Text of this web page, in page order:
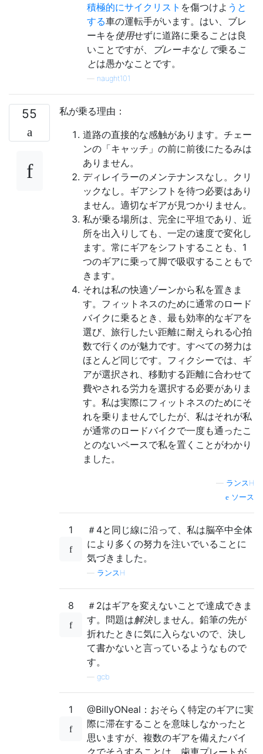
積極的にサイクリスト を傷つけよ うと
する車の運転手がいます。はい、ブレ
ーキを使用せずに道路に乗る ことは良
いことですが、
ブレーキなしで乗る こ
とは愚かなことです。
naught101
55
私が乗る理由：
道路の直接的な感触があります。チェー
ンの「キャッチ」の前に前後にたるみは
ありません。
ディレイラーのメンテナンスなし。クリ
ックなし。ギアシフトを待つ必要はあり
ません。適切なギアが見つかりません。
私が乗る場所は、完全に平坦であり、近
所を出入りしても、一定の速度で変化し
ます。常にギアをシフトすることも、1
つのギアに乗って脚で吸収することもで
きます。
それは私の快適ゾーンから私を置きま
す。フィットネスのために通常のロード
バイクに乗るとき、最も効率的なギアを
選び、旅行したい距離に耐えられる心拍
数で行くのが魅力です。すべての努力は
ほとんど同じです。フィクシーでは、ギ
アが選択され、移動する距離に合わせて
費やされる労力を選択する必要がありま
す。私は実際にフィットネスのためにそ
れを乗りませんでしたが、私はそれが私
が通常のロードバイクで一度も通ったこ
とのないペースで私を置くことがわかり
ました。
ランスH
ソース
1
＃4と同じ線に沿って、私は脳卒中全体
により多くの努力を注いでいることに
気づきました。
ランスH
8
＃2はギアを変えないことで達成できま
す。問題は解決しません。鉛筆の先が
折れたときに気に入らないので、決し
て書かないと言っているようなもので
す。
gcb
1
@BillyONeal：おそらく特定のギアに実
際に滞在することを意味しなかったと
思いますが、複数のギアを備えたバイ
クでそうすることは、歯車プレートが